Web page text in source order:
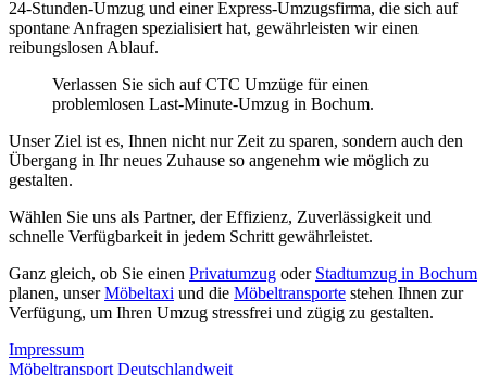
24-Stunden-Umzug und einer Express-Umzugsfirma, die sich auf
spontane Anfragen spezialisiert hat, gewährleisten wir einen
reibungslosen Ablauf.
Verlassen Sie sich auf CTC Umzüge für einen
problemlosen Last-Minute-Umzug in Bochum.
Unser Ziel ist es, Ihnen nicht nur Zeit zu sparen, sondern auch den
Übergang in Ihr neues Zuhause so angenehm wie möglich zu
gestalten.
Wählen Sie uns als Partner, der Effizienz, Zuverlässigkeit und
schnelle Verfügbarkeit in jedem Schritt gewährleistet.
Ganz gleich, ob Sie einen Privatumzug oder Stadtumzug in Bochum
planen, unserMöbeltaxi und die Möbeltransporte stehen Ihnen zur
Verfügung, um Ihren Umzug stressfrei und zügig zu gestalten.
Impressum
Möbeltransport Deutschlandweit